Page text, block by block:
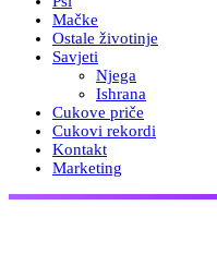
Mačke
Ostale životinje
Savjeti
Njega
Ishrana
Cukove priče
Cukovi rekordi
Kontakt
Marketing